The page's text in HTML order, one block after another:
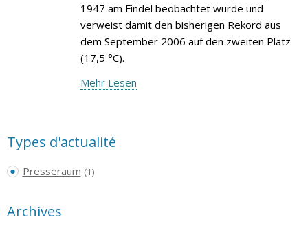
1947 am Findel beobachtet wurde und
verweist damit den bisherigen Rekord aus
dem September 2006 auf den zweiten Platz
(17,5 °C).
Mehr Lesen
Types d'actualité
Presseraum (1)
Archives